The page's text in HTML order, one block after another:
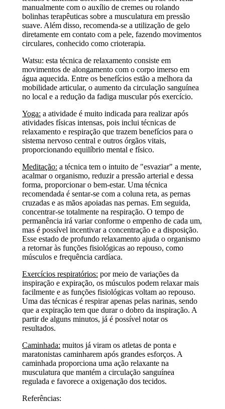
manualmente com o auxílio de cremes ou rolando
bolinhas terapêuticas sobre a musculatura em pressão
suave. Além disso, recomenda-se a utilização de gelo
diretamente em contato com a pele, fazendo movimentos
circulares, conhecido como crioterapia.
Watsu: esta técnica de relaxamento consiste em
movimentos de alongamento com o corpo imerso em
água aquecida. Entre os benefícios estão a melhora da
mobilidade articular, o aumento da circulação sanguínea
no local e a redução da fadiga muscular pós exercício.
Yoga: a atividade é muito indicada para realizar após
atividades físicas intensas, pois inclui técnicas de
relaxamento e respiração que trazem benefícios para o
sistema nervoso central e outros órgãos vitais,
proporcionando equilíbrio mental e físico.
Meditação: a técnica tem o intuito de "esvaziar" a mente,
acalmar o organismo, reduzir a pressão arterial e dessa
forma, proporcionar o bem-estar. Uma técnica
recomendada é sentar-se com a coluna reta, as pernas
cruzadas e as mãos apoiadas nas pernas. Em seguida,
concentrar-se totalmente na respiração. O tempo de
permanência irá variar conforme o empenho de cada um,
mas é possível incentivar a concentração e a disposição.
Esse estado de profundo relaxamento ajuda o organismo
a retornar às funções fisiológicas ao repouso, como
músculos e frequência cardíaca.
Exercícios respiratórios: por meio de variações da
inspiração e expiração, os músculos podem relaxar mais
facilmente e as funções fisiológicas voltam ao repouso.
Uma das técnicas é respirar apenas pelas narinas, sendo
que a expiração tem que durar o dobro da inspiração. A
partir de alguns minutos, já é possível notar os
resultados.
Caminhada: muitos já viram os atletas de ponta e
maratonistas caminharem após grandes esforços. A
caminhada proporciona uma ação relaxante na
musculatura que mantém a circulação sanguínea
regulada e favorece a oxigenação dos tecidos.
Referências: